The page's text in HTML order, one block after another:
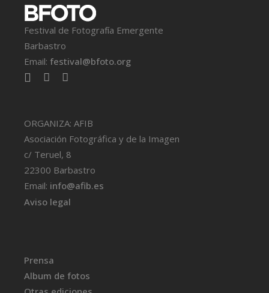
Festival de Fotografía Emergente
Barbastro
Email: festival@bfoto.org
ORGANIZA: AFIB
Asociación Fotográfica y de la Imagen
c/ Teruel, 8
22300 Barbastro
Email: info@afib.es
Aviso legal
Prensa
Album de fotos